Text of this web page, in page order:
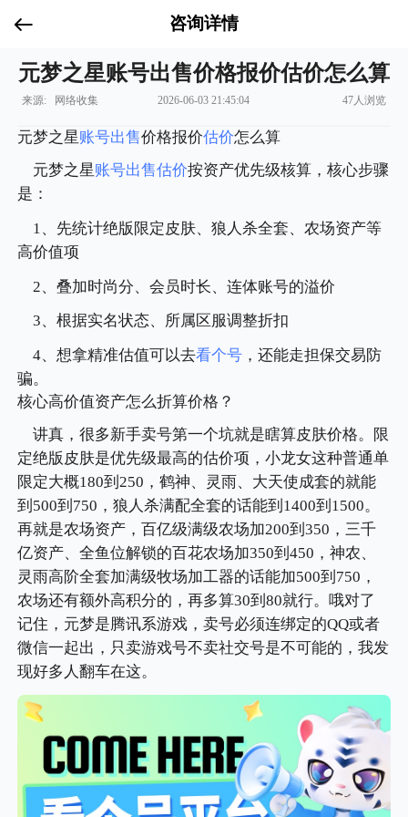
咨询详情
元梦之星账号出售价格报价估价怎么算
来源: 网络收集 2026-06-03 21:45:04 47人浏览
元梦之星账号出售价格报价估价怎么算
元梦之星账号出售估价按资产优先级核算，核心步骤
是：
1、先统计绝版限定皮肤、狼人杀全套、农场资产等
高价值项
2、叠加时尚分、会员时长、连体账号的溢价
3、根据实名状态、所属区服调整折扣
4、想拿精准估值可以去看个号，还能走担保交易防
骗。
核心高价值资产怎么折算价格？
讲真，很多新手卖号第一个坑就是瞎算皮肤价格。限
定绝版皮肤是优先级最高的估价项，小龙女这种普通单
限定大概180到250，鹤神、灵雨、大天使成套的就能
到500到750，狼人杀满配全套的话能到1400到1500。
再就是农场资产，百亿级满级农场加200到350，三千
亿资产、全鱼位解锁的百花农场加350到450，神农、
灵雨高阶全套加满级牧场加工器的话能加500到750，
农场还有额外高积分的，再多算30到80就行。哦对了
记住，元梦是腾讯系游戏，卖号必须连绑定的QQ或者
微信一起出，只卖游戏号不卖社交号是不可能的，我发
现好多人翻车在这。